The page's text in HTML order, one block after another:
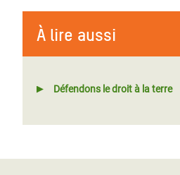
À lire aussi
Défendons le droit à la terre